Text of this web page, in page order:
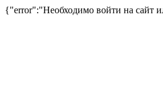
{"error":"Необходимо войти на сайт